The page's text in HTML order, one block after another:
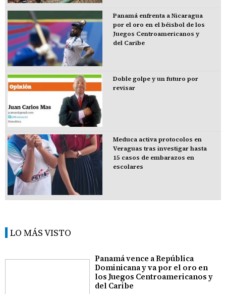
Panamá enfrenta a Nicaragua
por el oro en el béisbol de los
Juegos Centroamericanos y
del Caribe
Doble golpe y un futuro por
revisar
Meduca activa protocolos en
Veraguas tras investigar hasta
15 casos de embarazos en
escolares
LO MÁS VISTO
Panamá vence a República
Dominicana y va por el oro en
los Juegos Centroamericanos y
del Caribe